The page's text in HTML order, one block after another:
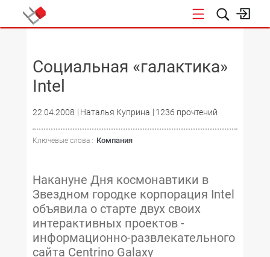
Социальная «галактика»
Intel
22.04.2008 Наталья Куприна 1236 прочтений
Ключевые слова : Компания
Накануне Дня космонавтики в
Звездном городке корпорация Intel
объявила о старте двух своих
интерактивных проектов -
информационно-развлекательного
сайта Centrino Galaxy